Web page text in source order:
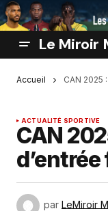
Le Miroir
Accueil ‎CAN 2025
ACTUALITÉ SPORTIVE
‎CAN
d’entrée
par LeMiroir